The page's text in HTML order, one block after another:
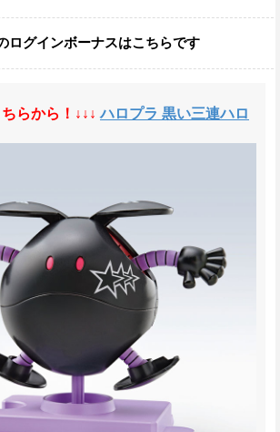
ログインボーナスはこちらです
らから！↓↓↓ ハロプラ 黒い三連ハロ